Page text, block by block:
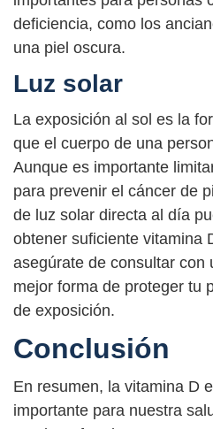
deficiencia, como los
una piel oscura.
Luz solar
La exposición al sol es la
que el cuerpo de una
Aunque es importante
para prevenir el cáncer de
de luz solar directa al día
obtener suficiente vitamina
asegúrate de consultar con
mejor forma de proteger tu
de exposición.
Conclusión
En resumen, la vitamina D
importante para nuestra